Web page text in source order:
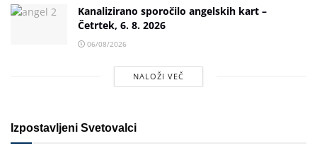
Kanalizirano sporočilo angelskih kart –
Četrtek, 6. 8. 2026
06/08/2026
NALOŽI VEČ
Izpostavljeni Svetovalci